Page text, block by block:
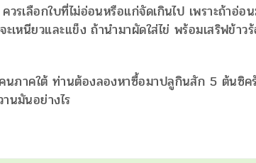
รเลือกใบที่ไม่อ่อนหรือแก่จัดเกินไป เพราะถ้าอ่อ
เหนียวและแข็ง ถ้านำมาผัดใส่ไข่ พร้อมเสริฟข้าว
นภาคใต้ ท่านต้องลองหาซื้อมาปลูกินสัก 5 ต้นซิค
นมันอย่างไร